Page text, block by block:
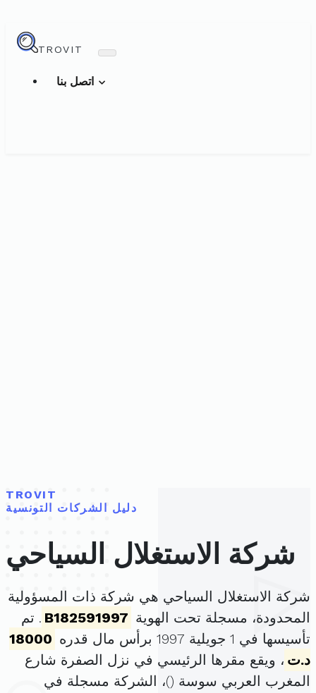
TROVIT
TROVIT
دليل الشركات التونسية
شركة الاستغلال السياحي
شركة الاستغلال السياحي هي شركة ذات المسؤولية
المحدودة، مسجلة تحت الهوية B182591997 . تم
تأسيسها في 1 جويلية 1997 برأس مال قدره
18000
د.ت ، ويقع مقرها الرئيسي في نزل الصفرة شارع
المغرب العربي سوسة ()، الشركة مسجلة في